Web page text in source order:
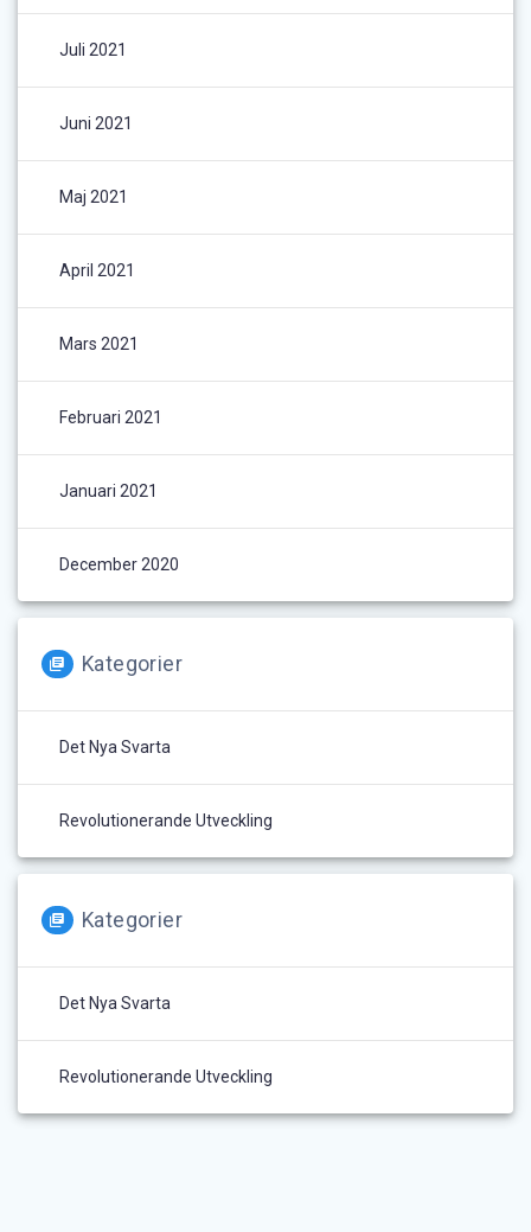
Juli 2021
Juni 2021
Maj 2021
April 2021
Mars 2021
Februari 2021
Januari 2021
December 2020
Kategorier
Det Nya Svarta
Revolutionerande Utveckling
Kategorier
Det Nya Svarta
Revolutionerande Utveckling